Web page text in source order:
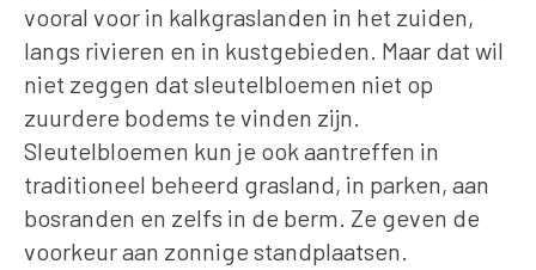
vooral voor in kalkgraslanden in het zuiden,
langs rivieren en in kustgebieden. Maar dat wil
niet zeggen dat sleutelbloemen niet op
zuurdere bodems te vinden zijn.
Sleutelbloemen kun je ook aantreffen in
traditioneel beheerd grasland, in parken, aan
bosranden en zelfs in de berm. Ze geven de
voorkeur aan zonnige standplaatsen.